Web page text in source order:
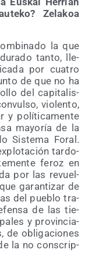
Zela­koa
la que
tan­to, lle­
por cua­tro
de que no ha
del capi­ta­lis­
vio­len­to,
y polí­ti­ca­men­te
mayo­ría de la
Sis­te­ma Foral.
tar­do­
feroz en
por las revuel­
garan­ti­zar de
del pue­blo tra­
de las tie­
y pro­vin­cia­
de obli­ga­cio­nes
la no cons­crip­